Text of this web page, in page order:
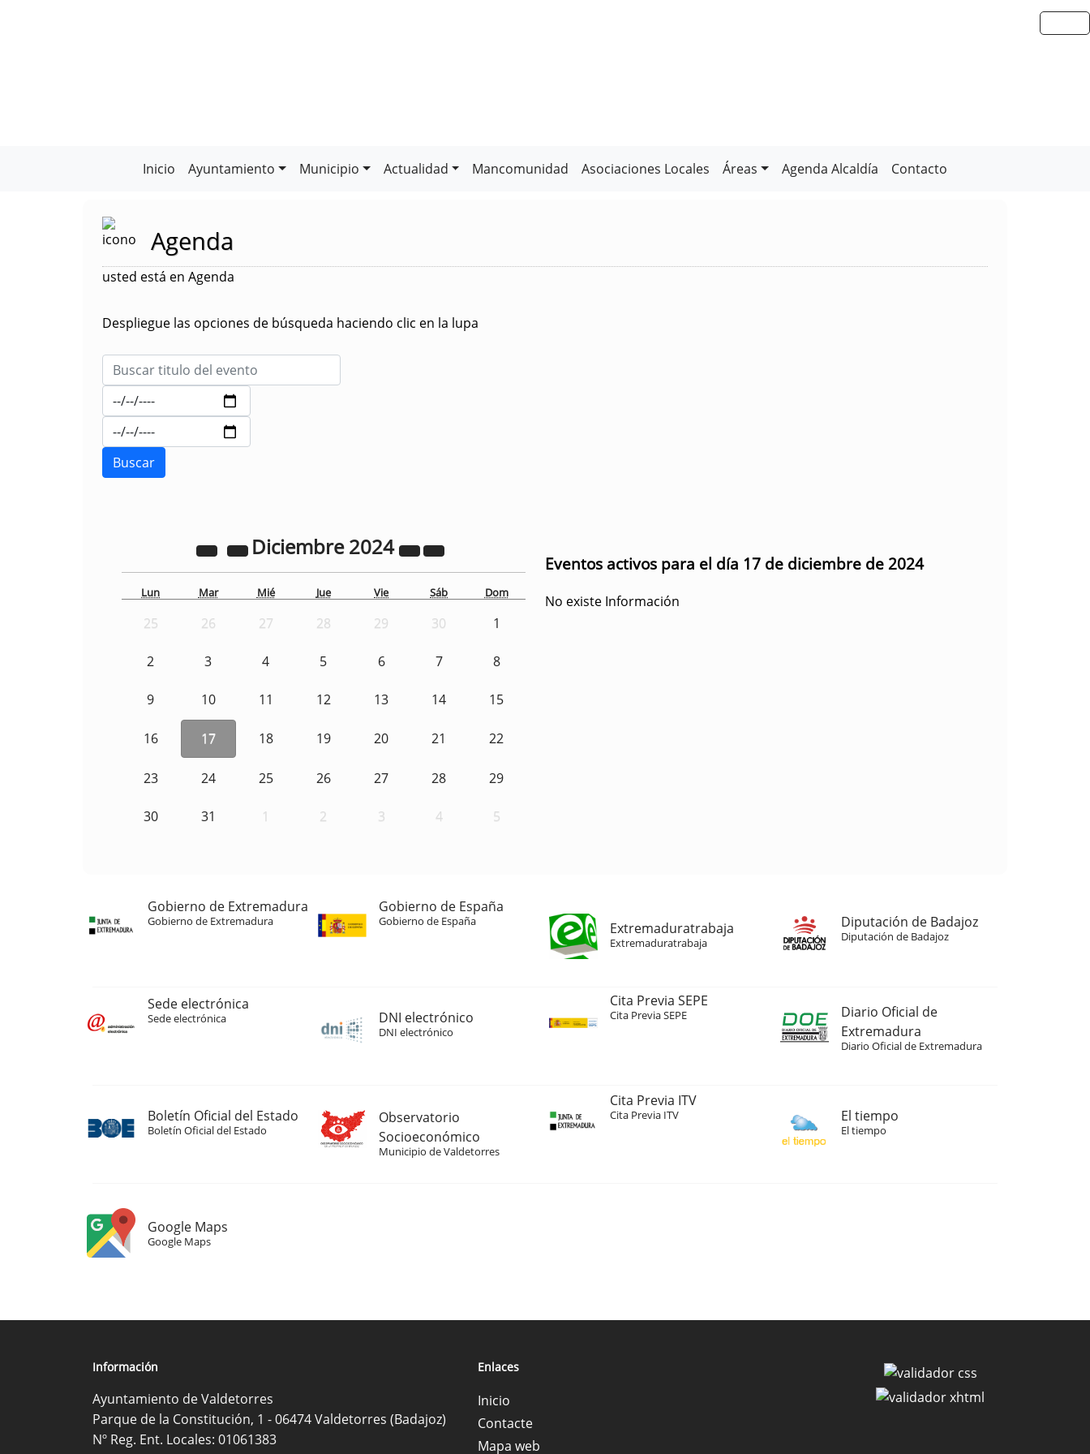
Inicio Ayuntamiento Municipio Actualidad Mancomunidad Asociaciones Locales Áreas Agenda Alcaldía Contacto
Agenda
usted está en Agenda
Despliegue las opciones de búsqueda haciendo clic en la lupa
Diciembre2024
Lun Mar Mié Jue Vie Sáb Dom
25 26 27 28 29 30 1
2 3 4 5 6 7 8
9 10 11 12 13 14 15
16 17 18 19 20 21 22
23 24 25 26 27 28 29
30 31 1 2 3 4 5
Eventos activos para el día 17 de diciembre de 2024
No existe Información
Gobierno de Extremadura
Gobierno de Extremadura
Gobierno de España
Gobierno de España Extremaduratrabaja
Extremaduratrabaja
Diputación de Badajoz
Diputación de Badajoz
Sede electrónica
Sede electrónica DNI electrónico
DNI electrónico
Cita Previa SEPE
Cita Previa SEPE
Diario Oficial de
Extremadura
Diario Oficial de Extremadura
Boletín Oficial del Estado
Boletín Oficial del Estado
Observatorio
Socioeconómico
Municipio de Valdetorres
Cita Previa ITV
Cita Previa ITV El tiempo
El tiempo
Google Maps
Google Maps
Información
Ayuntamiento de Valdetorres
Parque de la Constitución, 1 - 06474 Valdetorres (Badajoz)
Nº Reg. Ent. Locales: 01061383
Enlaces
Inicio
Contacte
Mapa web